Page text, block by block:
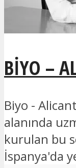
BIYO –
Biyo -
alanında
kurulan bu
İspanya'da